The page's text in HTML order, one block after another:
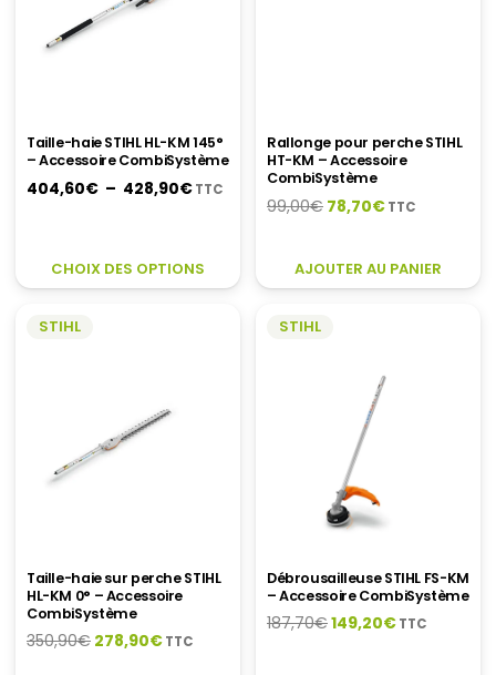
Taille-haie STIHL HL-KM 145°
– Accessoire CombiSystème
404,60€ – 428,90€Plage
404,60€
à
TTC
CHOIX DES OPTIONS
PRODUIT
PLUSIEURS
PRODUIT
Rallonge pour perche STIHL
HT-KM – Accessoire
CombiSystème
99,00€ Le
était :
78,70€Le
est :
TTC
AJOUTER AU PANIER
STIHL
Taille-haie sur perche STIHL
HL-KM 0° – Accessoire
CombiSystème
350,90€ Le
278,90€Le
TTC
STIHL
Débrousailleuse STIHL FS-KM
– Accessoire CombiSystème
187,70€Le
149,20€Le
TTC